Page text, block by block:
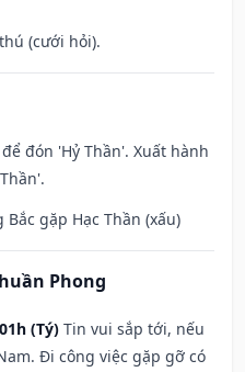
(cưới hỏi).
đón 'Hỷ Thần'. Xuất hành
gặp Hạc Thần (xấu)
Phong
(Tý) Tin vui sắp tới, nếu
Đi công việc gặp gỡ có